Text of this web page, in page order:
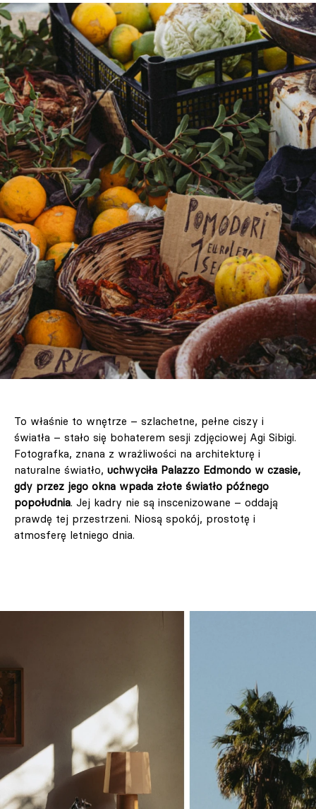
To właśnie to wnętrze – szlachetne, pełne ciszy i
światła – stało się bohaterem sesji zdjęciowej Agi Sibigi.
Fotografka, znana z wrażliwości na architekturę i
naturalne światło, uchwyciła Palazzo Edmondo w czasie,
gdy przez jego okna wpada złote światło późnego
popołudnia. Jej kadry nie są inscenizowane – oddają
prawdę tej przestrzeni. Niosą spokój, prostotę i
atmosferę letniego dnia.